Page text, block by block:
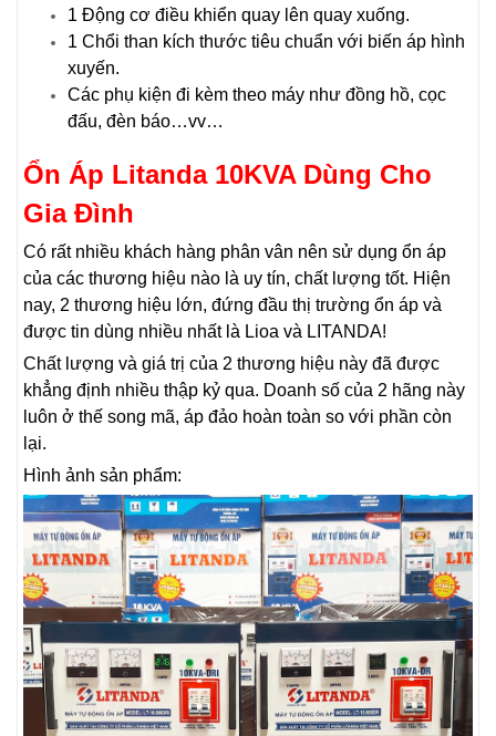
1 Động cơ điều khiển quay lên quay xuống.
1 Chổi than kích thước tiêu chuẩn với biến áp hình
xuyến.
Các phụ kiện đi kèm theo máy như đồng hồ, cọc
đấu, đèn báo…vv…
Ổn Áp Litanda 10KVA Dùng Cho
Gia Đình
Có rất nhiều khách hàng phân vân nên sử dụng ổn áp
của các thương hiệu nào là uy tín, chất lượng tốt. Hiện
nay, 2 thương hiệu lớn, đứng đầu thị trường ổn áp và
được tin dùng nhiều nhất là Lioa và LITANDA!
Chất lượng và giá trị của 2 thương hiệu này đã được
khẳng định nhiều thập kỷ qua. Doanh số của 2 hãng này
luôn ở thế song mã, áp đảo hoàn toàn so với phần còn
lại.
Hình ảnh sản phẩm: